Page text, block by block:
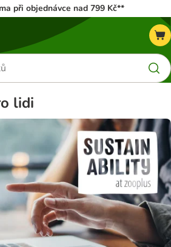
při objednávce nad 799 Kč**
lidi